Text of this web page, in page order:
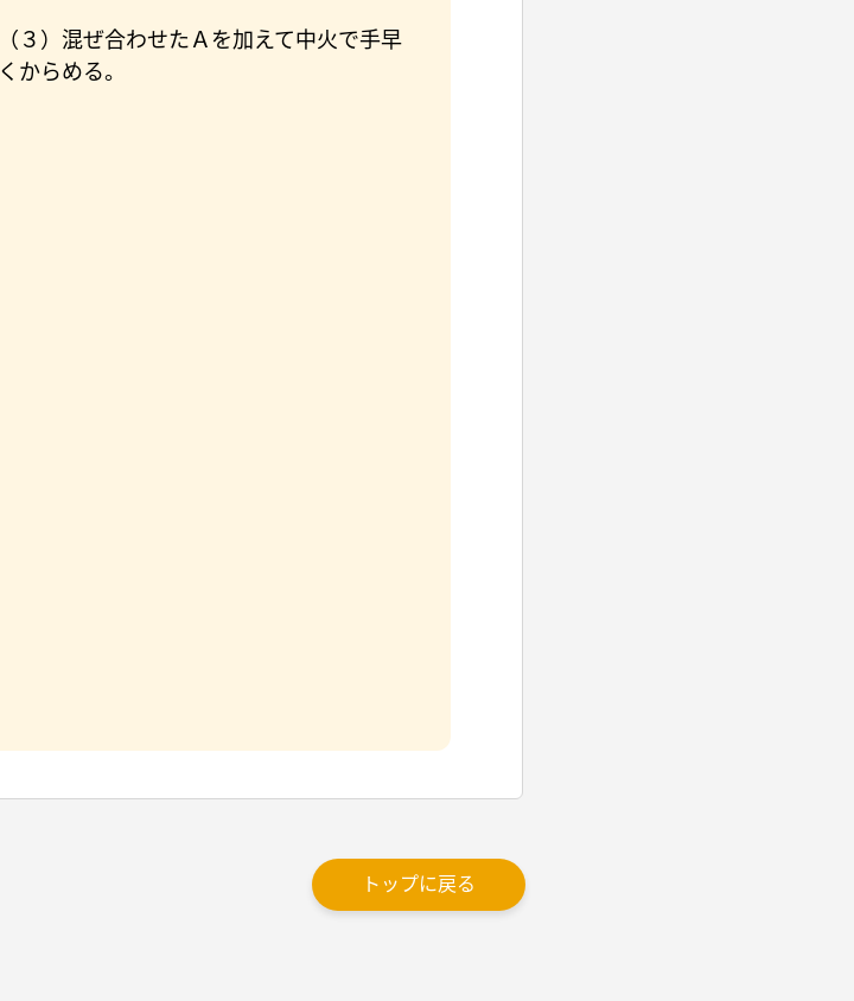
（３）混ぜ合わせたＡを加えて中火で手早
くからめる。
トップに戻る